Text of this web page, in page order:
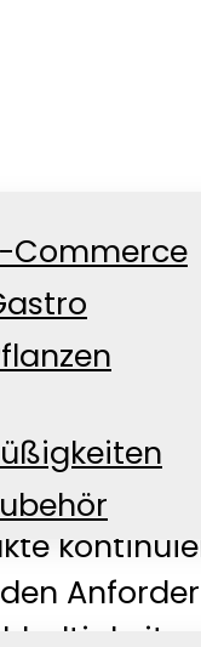
Commerce
Jahren